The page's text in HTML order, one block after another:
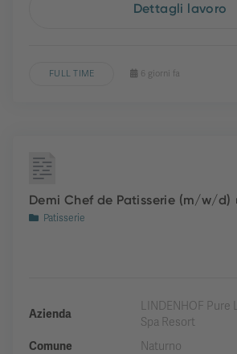
Dettagli lavoro
FULL TIME 6 giorni fa
Demi Chef de Patisserie (m/w/d)
Patisserie
Azienda
LINDENHOF Pure
Spa Resort
Comune
Naturno